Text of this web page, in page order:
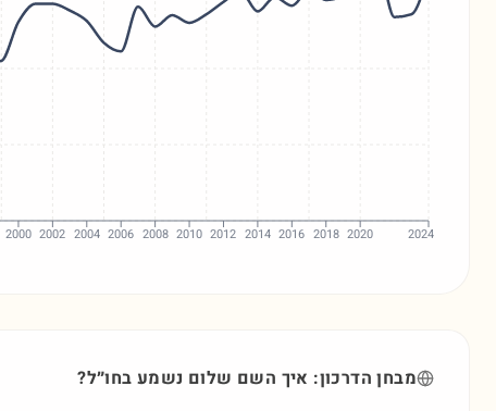
2000 2002 2004 2006 2008 2010 2012 2014 2016 2018 2020 2024
מבחן הדרכון: איך השם שלום נשמע בחו״ל?